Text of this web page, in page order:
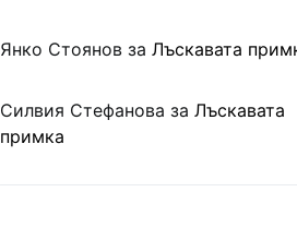
Янко Стоянов за Лъскавата
Силвия Стефанова за Лъскавата
примка